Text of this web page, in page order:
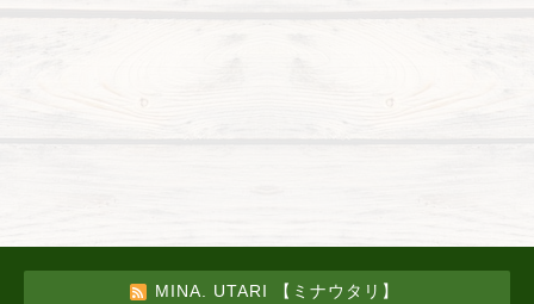
MINA. UTARI 【ミナウタリ】